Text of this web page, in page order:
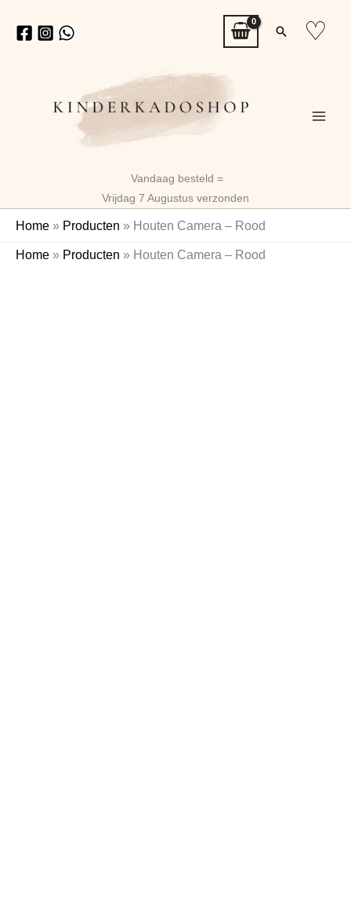
naar
Zoeken
♡
Vandaag besteld =
Vrijdag 7 Augustus verzonden
Home » Producten » Houten Camera – Rood
Home » Producten » Houten Camera – Rood
Houten